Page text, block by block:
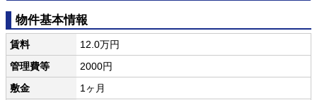
物件基本情報
賃料
12.0万円
管理費等
2000円
敷金
1ヶ月